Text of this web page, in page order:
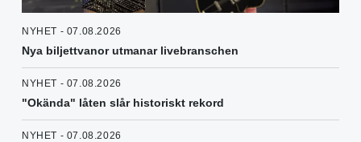
NYHET - 07.08.2026
Nya biljettvanor utmanar livebranschen
NYHET - 07.08.2026
"Okända" låten slår historiskt rekord
NYHET - 07.08.2026